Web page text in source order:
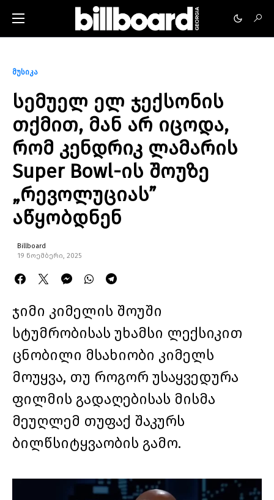
მუსიკა
სემუელ ელ ჯექსონის
თქმით, მან არ იცოდა,
რომ კენდრიკ ლამარის
Super Bowl-ის შოუზე
„რევოლუციას”
აწყობდნენ
Billboard
19 ნოემბერი, 2025
ჯიმი კიმელის შოუში
სტუმრობისას უხამსი ლექსიკით
ცნობილი მსახიობი კიმელს
მოუყვა, თუ როგორ უსაყვედურა
ფილმის გადაღებისას მისმა
მეუღლემ თუფაქ შაკურს
ბილწსიტყვაობის გამო.